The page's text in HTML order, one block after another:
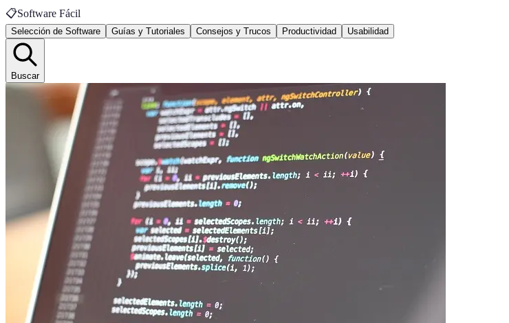
📋Software Fácil
Selección de Software Guías y Tutoriales Consejos y Trucos Productividad Usabilidad
Buscar